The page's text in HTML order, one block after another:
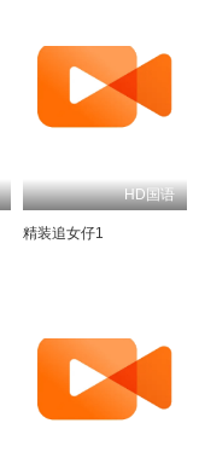
HD国语
精装追女仔1